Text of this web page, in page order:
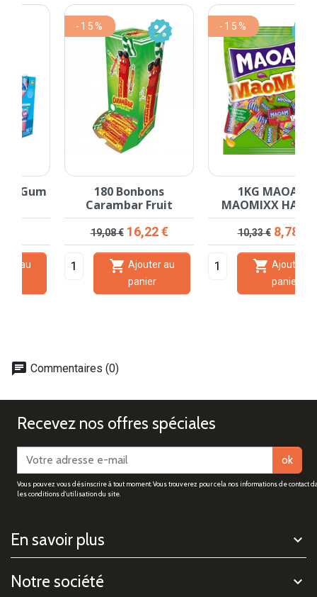
180 Bonbons
Carambar Fruit
Prix de base
Prix
16,22 €

1KG MAOAM
MAOMIXX HARIBO
Prix de base
Prix
8,78 €

chat Commentaires (0)
Recevez nos offres spéciales
ok
Vous pouvez vous désinscrire à tout moment. Vous trouverez pour cela nos informations de contact
les conditions d'utilisation du site.
En savoir plus
Notre société